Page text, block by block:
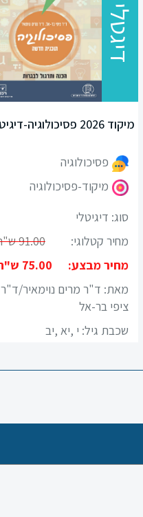
דיגטלי
מיקוד 2026 פסיכולוגיה-דיגיטלי
פסיכולוגיה
מיקוד-פסיכולוגיה
סוג: דיגיטלי
מחיר קטלוגי:
91.00 ש"ח
מחיר מבצע:
75.00 ש"ח
מאת: ד"ר מרים נוימאיר/ד"ר
ציפי בר-אל
שכבת גיל: י ,יא ,יב